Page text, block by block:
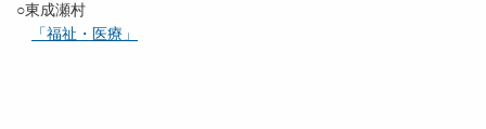
○東成瀬村
「福祉・医療」